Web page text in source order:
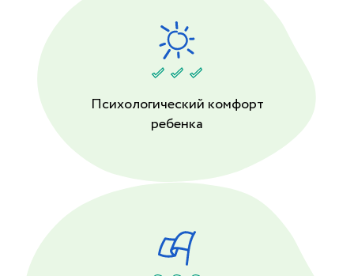
Психологический комфорт
ребенка